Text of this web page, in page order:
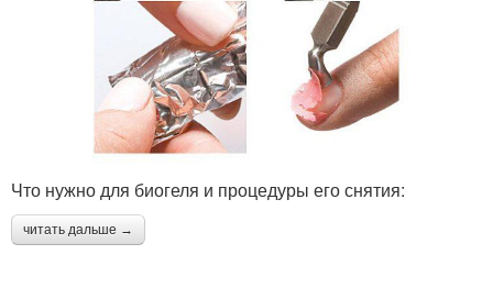
Что нужно для биогеля и процедуры его снятия:
читать дальше →